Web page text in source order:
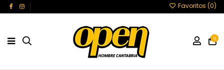
Favoritos (0)
0